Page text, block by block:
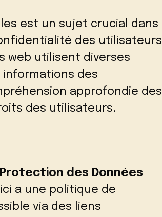
est un sujet crucial dans
des utilisateurs
web utilisent diverses
des
approfondie des
des utilisateurs.
des Données
a une politique de
via des liens